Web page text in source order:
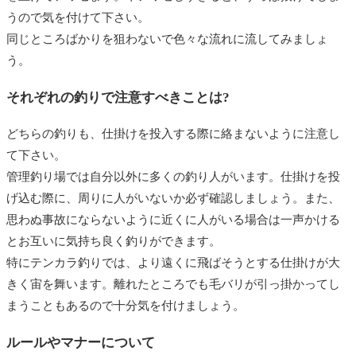
うので気を付けて下さい。
同じところばかりを狙わないで色々な流れに流してみましょ
う。
それぞれの釣りで注意すべきことは?
どちらの釣りも、仕掛けを投入する際に絡まないように注意し
て下さい。
管理釣り場では自分以外に多くの釣り人がいます。仕掛けを投
げ込む際に、周りに人がいないか必ず確認しましょう。また、
思わぬ事故にならないように近くに人がいる場合は一声かける
とお互いに気持ち良く釣りができます。
特にテンカラ釣りでは、より遠くに飛ばそうとする仕掛けが大
きく宙を舞います。離れたところでも毛バリが引っ掛かってし
まうこともあるので十分気を付けましょう。
ルールやマナーについて